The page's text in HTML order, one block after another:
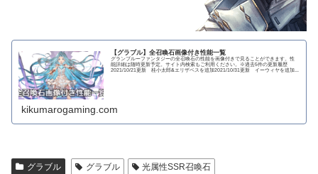
【グラブル】全召喚石画像付き性能一覧
グランブルーファンタジーの全召喚石の性能を画像付きで見ることができます。性
能詳細は随時更新予定。サイト内検索もご利用ください。※過去5件の更新履歴
2021/10/21更新 桂小太郎&エリザベスを追加2021/10/31更新 イーウィヤを追加...
kikumarogaming.com
グラブル グラブル 光属性SSR召喚石